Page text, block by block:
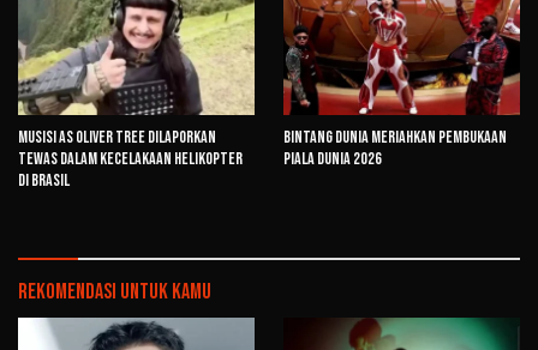
Musisi AS Oliver Tree Dilaporkan
Tewas dalam Kecelakaan Helikopter
di Brasil
Bintang Dunia Meriahkan Pembukaan
Piala Dunia 2026
Rekomendasi untuk kamu